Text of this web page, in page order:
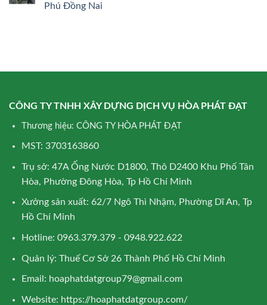
Phú Đồng Nai
CÔNG TY TNHH XÂY DỰNG DỊCH VỤ HÒA PHÁT ĐẠT
Thương hiệu: CÔNG TY HÒA PHÁT ĐẠT
MST: 3703163860
Trụ sở: 47A Ống Nước D1800, Thô D2400 Khu Phố Tân
Hòa, Phường Đông Hòa, Tp Hồ Chí Minh
Xưởng sản xuất: 62/7 Ngô Thì Nhậm, Phường Dĩ An, Tp
Hồ Chí Minh
Hotline: 0963.379.379 - 0948.922.622
Quản lý: Thuế Cơ Sở 26 Thành Phố Hồ Chí Minh
Email: hoaphatdatgroup79@gmail.com
Website: https://hoaphatdatgroup.com/